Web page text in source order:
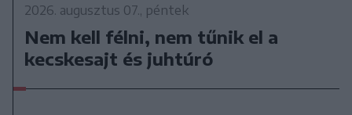
2026. augusztus 07., péntek
Nem kell félni, nem tűnik el a
kecskesajt és juhtúró